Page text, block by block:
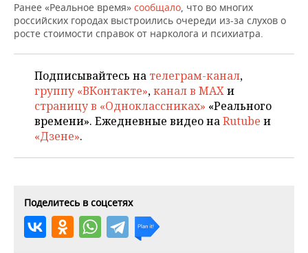
ФИГУРНОЕ КАТАНИЕ
ХОККЕЙ С МЯЧОМ
МЕДИЦИНА
ПРОИСШЕСТВИЯ
Ранее «Реальное время» сообщало, что во многих
российских городах выстроились очереди из-за слухов о
росте стоимости справок от нарколога и психиатра.
Подписывайтесь на телеграм-канал,
группу «ВКонтакте»,канал в MAXи
страницу в «Одноклассниках» «Реального
времени». Ежедневные видео наRutube и
«Дзене».
Поделитесь в соцсетях